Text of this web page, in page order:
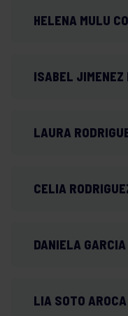
HELENA MULU
ISABEL JIMENEZ
LAURA
CELIA
DANIELA
LIA SOTO AROCA